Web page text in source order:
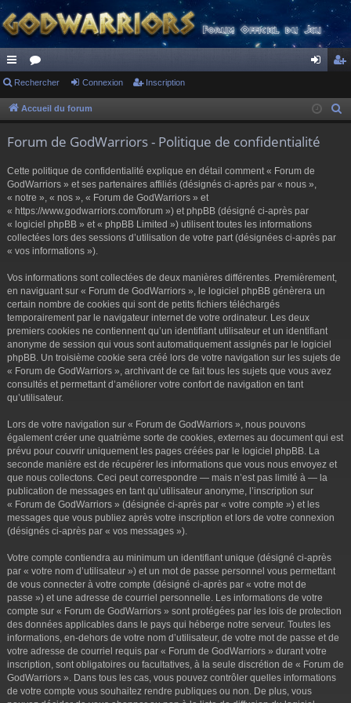
ac
co
s
or
u ne cri
Rechercher Connexion Inscription
Accueil du forum
Forum de GodWarriors - Politique de confidentialité
Cette politique de confidentialité explique en détail comment « Forum de
GodWarriors » et ses partenaires affiliés (désignés ci-après par « nous »,
« notre », « nos », « Forum de GodWarriors » et
« https://www.godwarriors.com/forum ») et phpBB (désigné ci-après par
« logiciel phpBB » et « phpBB Limited ») utilisent toutes les informations
collectées lors des sessions d’utilisation de votre part (désignées ci-après par
« vos informations »).
Vos informations sont collectées de deux manières différentes. Premièrement,
en naviguant sur « Forum de GodWarriors », le logiciel phpBB génèrera un
certain nombre de cookies qui sont de petits fichiers téléchargés
temporairement par le navigateur internet de votre ordinateur. Les deux
premiers cookies ne contiennent qu’un identifiant utilisateur et un identifiant
anonyme de session qui vous sont automatiquement assignés par le logiciel
phpBB. Un troisième cookie sera créé lors de votre navigation sur les sujets de
« Forum de GodWarriors », archivant de ce fait tous les sujets que vous avez
consultés et permettant d’améliorer votre confort de navigation en tant
qu’utilisateur.
Lors de votre navigation sur « Forum de GodWarriors », nous pouvons
également créer une quatrième sorte de cookies, externes au document qui est
prévu pour couvrir uniquement les pages créées par le logiciel phpBB. La
seconde manière est de récupérer les informations que vous nous envoyez et
que nous collectons. Ceci peut correspondre — mais n’est pas limité à — la
publication de messages en tant qu’utilisateur anonyme, l’inscription sur
« Forum de GodWarriors » (désignée ci-après par « votre compte ») et les
messages que vous publiez après votre inscription et lors de votre connexion
(désignés ci-après par « vos messages »).
Votre compte contiendra au minimum un identifiant unique (désigné ci-après
par « votre nom d’utilisateur ») et un mot de passe personnel vous permettant
de vous connecter à votre compte (désigné ci-après par « votre mot de
passe ») et une adresse de courriel personnelle. Les informations de votre
compte sur « Forum de GodWarriors » sont protégées par les lois de protection
des données applicables dans le pays qui héberge notre serveur. Toutes les
informations, en-dehors de votre nom d’utilisateur, de votre mot de passe et de
votre adresse de courriel requis par « Forum de GodWarriors » durant votre
inscription, sont obligatoires ou facultatives, à la seule discrétion de « Forum de
GodWarriors ». Dans tous les cas, vous pouvez contrôler quelles informations
de votre compte vous souhaitez rendre publiques ou non. De plus, vous